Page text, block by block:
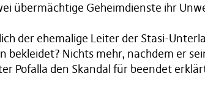
übermächtige Geheimdienste ihr
der ehemalige Leiter der Stasi-
bekleidet? Nichts mehr, nachdem er
Pofalla den Skandal für beendet